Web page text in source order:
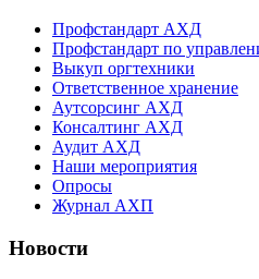
Профстандарт АХД
Профстандарт по
Выкуп оргтехники
Ответственное хранение
Аутсорсинг АХД
Консалтинг АХД
Аудит АХД
Наши мероприятия
Опросы
Журнал АХП
Новости